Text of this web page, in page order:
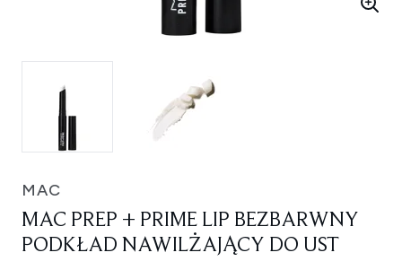
MAC
MAC PREP + PRIME LIP BEZBARWNY
PODKŁAD NAWILŻAJĄCY DO UST